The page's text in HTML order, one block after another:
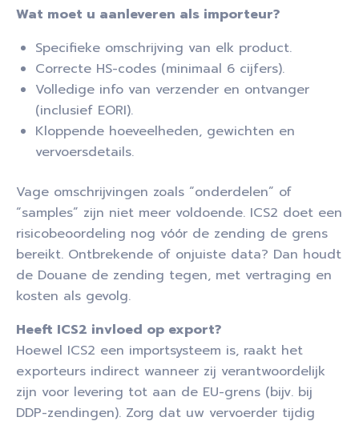
Wat moet u aanleveren als importeur?
Specifieke omschrijving van elk product.
Correcte HS-codes (minimaal 6 cijfers).
Volledige info van verzender en ontvanger
(inclusief EORI).
Kloppende hoeveelheden, gewichten en
vervoersdetails.
Vage omschrijvingen zoals “onderdelen” of
“samples” zijn niet meer voldoende. ICS2 doet een
risicobeoordeling nog vóór de zending de grens
bereikt. Ontbrekende of onjuiste data? Dan houdt
de Douane de zending tegen, met vertraging en
kosten als gevolg.
Heeft ICS2 invloed op export?
Hoewel ICS2 een importsysteem is, raakt het
exporteurs indirect wanneer zij verantwoordelijk
zijn voor levering tot aan de EU-grens (bijv. bij
DDP-zendingen). Zorg dat uw vervoerder tijdig